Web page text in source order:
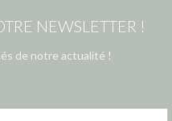
NEWSLETTER !
de notre actualité !